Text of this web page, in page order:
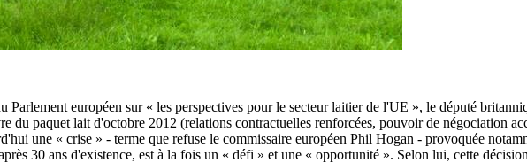
européen sur « les perspectives pour le secteur laitier de l'UE », le député
du paquet lait d'octobre 2012 (relations contractuelles renforcées, pouvoir de négociation
une « crise » - terme que refuse le commissaire européen Phil Hogan - provoquée
30 ans d'existence, est à la fois un « défi » et une « opportunité ». Selon lui, cette